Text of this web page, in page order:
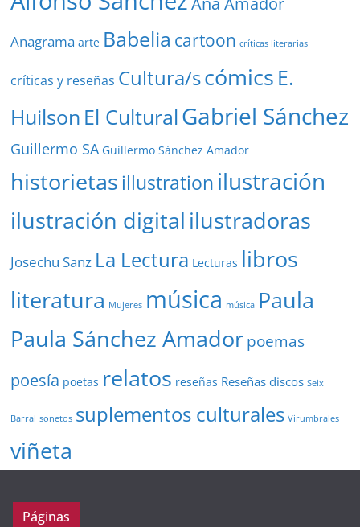
Anagrama arte Babelia cartoon críticas literarias
críticas y reseñas Cultura/scómics E.
Huilson El CulturalGabriel Sánchez
Guillermo SA Guillermo Sánchez Amador
historietasillustration ilustración
ilustración digital ilustradoras
Josechu Sanz La Lectura Lecturas libros
literatura Mujeres música música Paula
Paula Sánchez Amadorpoemas
poesía poetas relatos reseñas Reseñas discos Seix
Barral sonetos suplementos culturales Virumbrales
viñeta
Páginas